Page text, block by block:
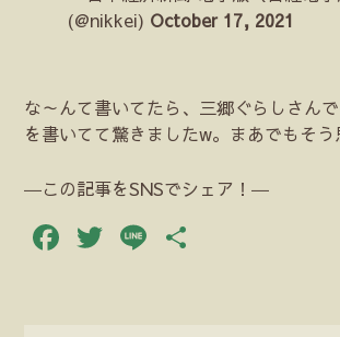
(@nikkei) October 17, 2021
な～んて書いてたら、三郷ぐらしさん
を書いてて驚きましたw。まあでもそう
―この記事をSNSでシェア！―
Facebook
Twitter
Line